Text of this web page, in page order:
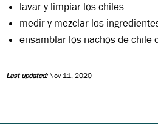
lavar y limpiar los chiles.
medir y mezclar los
ensamblar los nachos de chile
Last updated:Nov 11, 2020